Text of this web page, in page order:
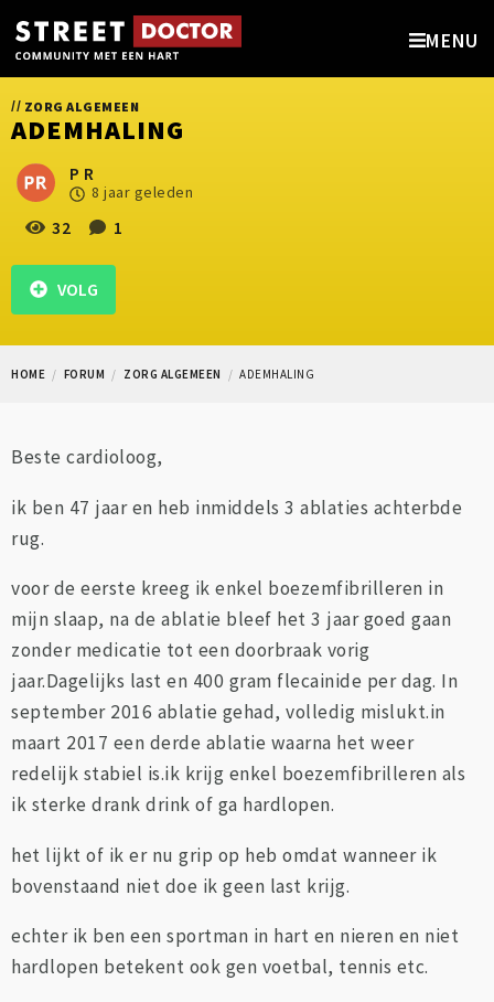
MENU
// ZORG ALGEMEEN
ADEMHALING
P R
8 jaar geleden
32 1
VOLG
HOME FORUM ZORG ALGEMEEN ADEMHALING
Beste cardioloog,
ik ben 47 jaar en heb inmiddels 3 ablaties achterbde
rug.
voor de eerste kreeg ik enkel boezemfibrilleren in
mijn slaap, na de ablatie bleef het 3 jaar goed gaan
zonder medicatie tot een doorbraak vorig
jaar.Dagelijks last en 400 gram flecainide per dag. In
september 2016 ablatie gehad, volledig mislukt.in
maart 2017 een derde ablatie waarna het weer
redelijk stabiel is.ik krijg enkel boezemfibrilleren als
ik sterke drank drink of ga hardlopen.
het lijkt of ik er nu grip op heb omdat wanneer ik
bovenstaand niet doe ik geen last krijg.
echter ik ben een sportman in hart en nieren en niet
hardlopen betekent ook gen voetbal, tennis etc.